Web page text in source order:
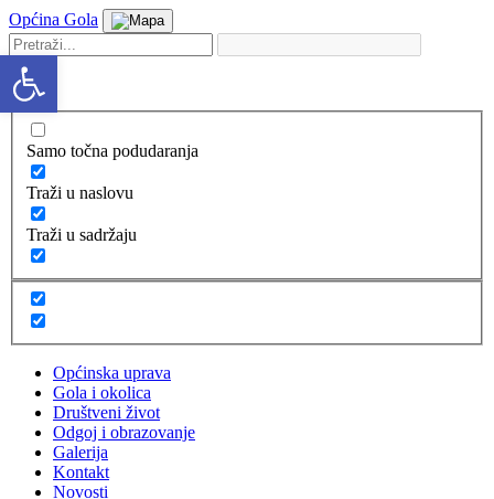
Općina Gola
Samo točna podudaranja
Traži u naslovu
Traži u sadržaju
Općinska uprava
Gola i okolica
Društveni život
Odgoj i obrazovanje
Galerija
Kontakt
Novosti
Open toolbar